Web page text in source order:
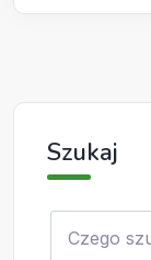
Szukaj